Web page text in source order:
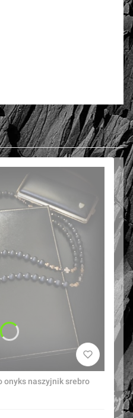
onyks naszyjnik srebro